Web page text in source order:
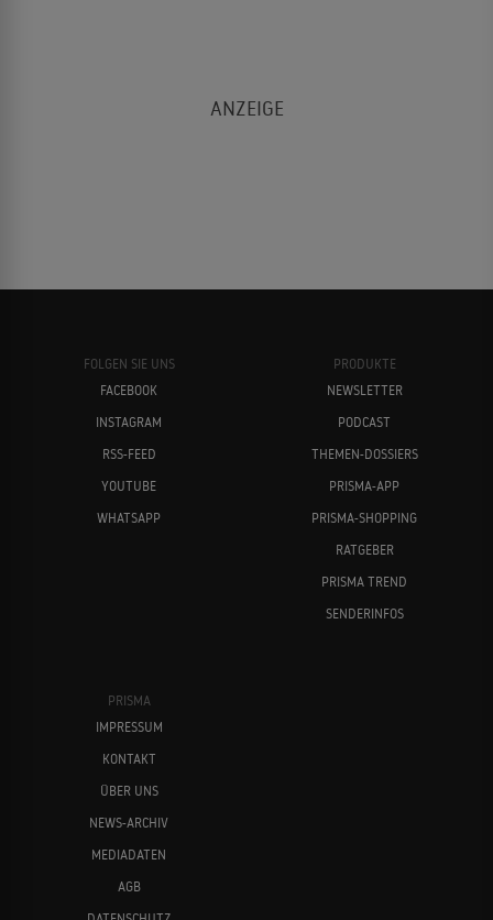
FOLGEN SIE UNS
FACEBOOK
INSTAGRAM
RSS-FEED
YOUTUBE
WHATSAPP
PRODUKTE
NEWSLETTER
PODCAST
THEMEN-DOSSIERS
PRISMA-APP
PRISMA-SHOPPING
RATGEBER
PRISMA TREND
SENDERINFOS
PRISMA
IMPRESSUM
KONTAKT
ÜBER UNS
NEWS-ARCHIV
MEDIADATEN
AGB